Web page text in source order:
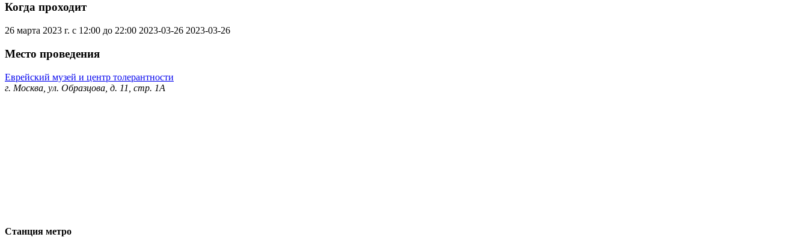
Когда проходит
26 марта 2023 г. с 12:00 до 22:00 2023-03-26 2023-03-26
Место проведения
Еврейский музей и центр толерантности
г. Москва, ул. Образцова, д. 11, стр. 1А
Станция метро